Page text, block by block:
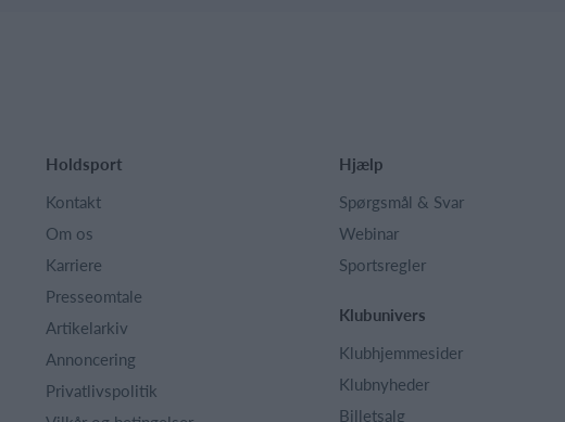
Holdsport
Kontakt
Om os
Karriere
Presseomtale
Artikelarkiv
Annoncering
Privatlivspolitik
Hjælp
Spørgsmål & Svar
Webinar
Sportsregler
Klubunivers
Klubhjemmesider
Klubnyheder
Billetsalg